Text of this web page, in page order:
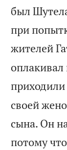
был
при
жителей
приходили
своей
сына. Он
потому